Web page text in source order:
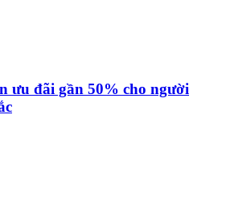
ưu đãi gần 50% cho người